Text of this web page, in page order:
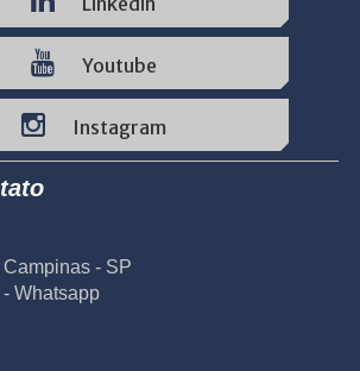
Youtube
Instagram
- SP
Whatsapp